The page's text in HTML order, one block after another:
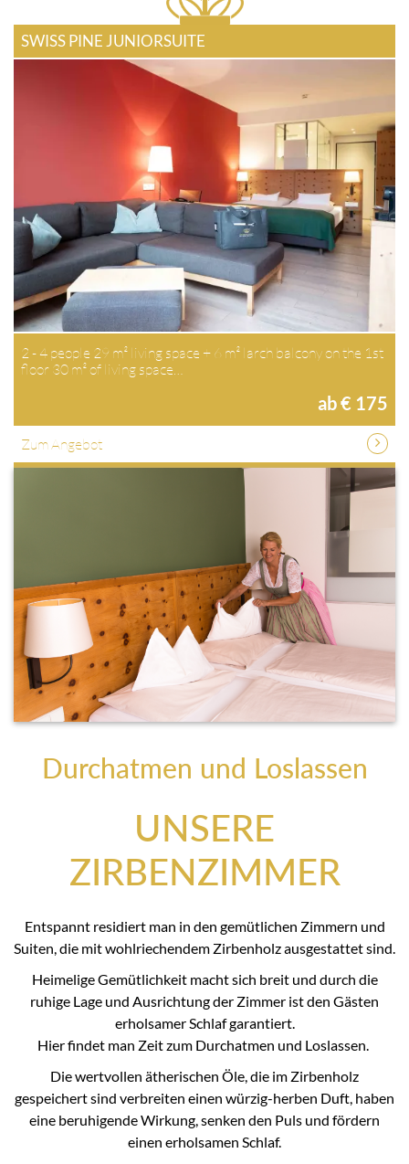
SWISS PINE JUNIORSUITE
2 - 4 people 29 m² living space + 6 m² larch balcony on the 1st
floor 30 m² of living space…
ab € 175
Zum Angebot
Durchatmen und Loslassen
UNSERE
ZIRBENZIMMER
Entspannt residiert man in den gemütlichen Zimmern und
Suiten, die mit wohlriechendem Zirbenholz ausgestattet sind.
Heimelige Gemütlichkeit macht sich breit und durch die
ruhige Lage und Ausrichtung der Zimmer ist den Gästen
erholsamer Schlaf garantiert.
Hier findet man Zeit zum Durchatmen und Loslassen.
Die wertvollen ätherischen Öle, die im Zirbenholz
gespeichert sind verbreiten einen würzig-herben Duft, haben
eine beruhigende Wirkung, senken den Puls und fördern
einen erholsamen Schlaf.